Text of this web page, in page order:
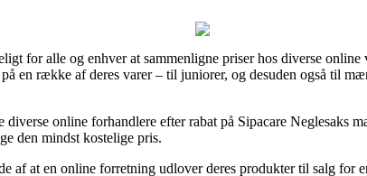
for alle og enhver at sammenligne priser hos diverse online
en række af deres varer – til juniorer, og desuden også til
online forhandlere efter rabat på Sipacare Neglesaks
den mindst kostelige pris.
at en online forretning udlover deres produkter til salg for